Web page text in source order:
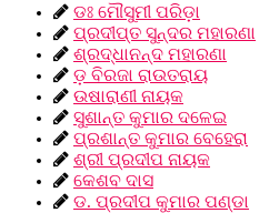
ଡଃ ମୌସୁମୀ ପରିଡ଼ା
ପ୍ରଦୀପ୍ତ ସୁନ୍ଦର ମହାରଣା
ଶ୍ରଦ୍ଧାନନ୍ଦ ମହାରଣା
ଡ଼ ବିରଜା ରାଉତରାୟ
ଉଷାରାଣୀ ନାୟକ
ସୁଶାନ୍ତ କୁମାର ଦଳେଇ
ପ୍ରଶାନ୍ତ କୁମାର ବେହେରା
ଶ୍ରୀ ପ୍ରଦୀପ ନାୟକ
କେଶବ ଦାସ
ଡ. ପ୍ରଦୀପ କୁମାର ପଣ୍ଡା